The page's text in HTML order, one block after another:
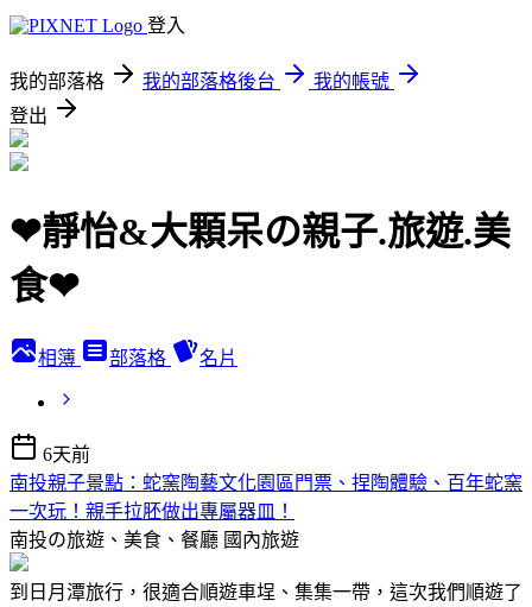
登入
我的部落格 我的部落格後台
我的帳號
登出
❤靜怡&大顆呆の親子.旅遊.美
食❤
相簿 部落格 名片
6天前
南投親子景點：蛇窯陶藝文化園區門票、捏陶體驗、百年蛇窯
一次玩！親手拉胚做出專屬器皿！
南投の旅遊、美食、餐廳 國內旅遊
到日月潭旅行，很適合順遊車埕、集集一帶，這次我們順遊了